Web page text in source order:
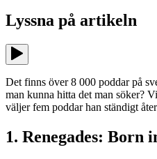
Lyssna på artikeln
Det finns över 8 000 poddar på
man kunna hitta det man söker?
väljer fem poddar han ständigt
1. Renegades: Born